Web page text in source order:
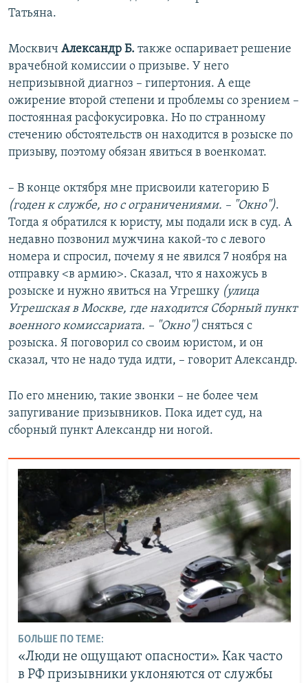
Татьяна.
Москвич Александр Б. также оспаривает решение
врачебной комиссии о призыве. У него
непризывной диагноз – гипертония. А еще
ожирение второй степени и проблемы со зрением –
постоянная расфокусировка. Но по странному
стечению обстоятельств он находится в розыске по
призыву, поэтому обязан явиться в военкомат.
– В конце октября мне присвоили категорию Б
(годен к службе, но с ограничениями. – "Окно").
Тогда я обратился к юристу, мы подали иск в суд. А
недавно позвонил мужчина какой-то с левого
номера и спросил, почему я не явился 7 ноября на
отправку <в армию>. Сказал, что я нахожусь в
розыске и нужно явиться на Угрешку (улица
Угрешская в Москве, где находится Сборный пункт
военного комиссариата. – "Окно") сняться с
розыска. Я поговорил со своим юристом, и он
сказал, что не надо туда идти, – говорит Александр.
По его мнению, такие звонки – не более чем
запугивание призывников. Пока идет суд, на
сборный пункт Александр ни ногой.
БОЛЬШЕ ПО ТЕМЕ:
«Люди не ощущают опасности». Как часто
в РФ призывники уклоняются от службы